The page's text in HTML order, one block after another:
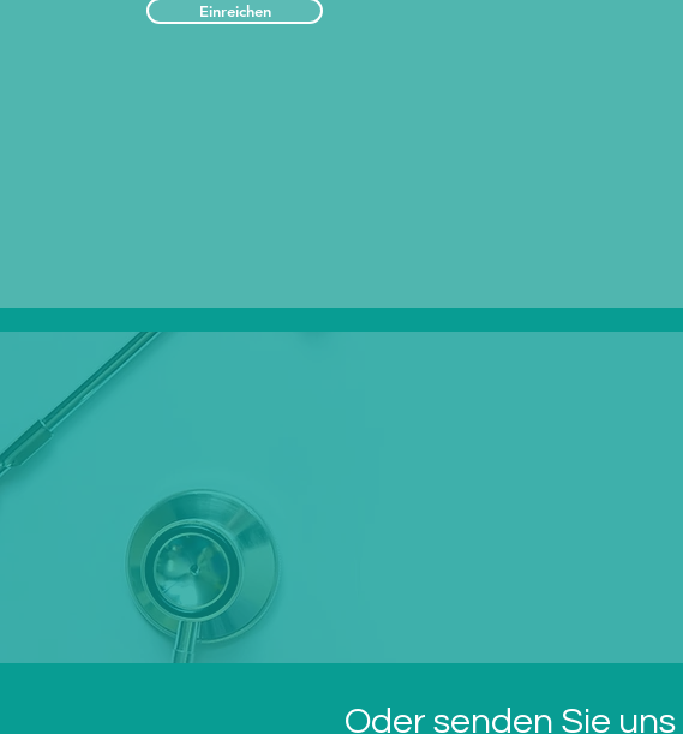
Einreichen
Oder senden Sie